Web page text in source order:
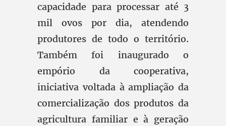
capacidade para processar até 3
mil ovos por dia, atendendo
produtores de todo o território.
Também foi inaugurado o
empório da cooperativa,
iniciativa voltada à ampliação da
comercialização dos produtos da
agricultura familiar e à geração